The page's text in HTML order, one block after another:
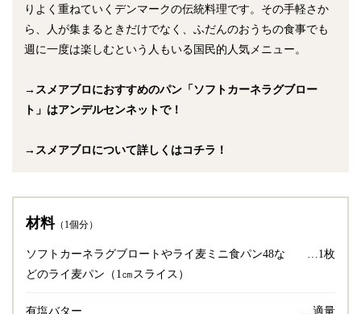
りよく重ねていくデンマークの伝統料理です。その手軽さか
ら、人が集まるときだけでなく、ふだんのおうちの食事でも
週に一度は楽しむという人もいる国民的人気メニュー。
→スメアブロにおすすめのパン「ソフトカーネラグブロー
ト」はアンデルセンネットで！
→スメアブロについて詳しくはコチラ！
材料（1個分）
ソフトカーネラグブロートやライ麦ミニ食パン48な
どのライ麦パン（1㎝スライス）
…1枚
有塩バター …適量